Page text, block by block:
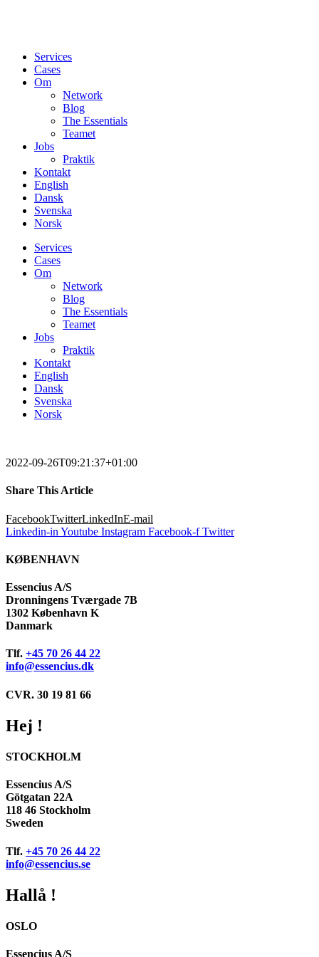
Services
Cases
Om
Network
Blog
The Essentials
Teamet
Jobs
Praktik
Kontakt
English
Dansk
Svenska
Norsk
Services
Cases
Om
Network
Blog
The Essentials
Teamet
Jobs
Praktik
Kontakt
English
Dansk
Svenska
Norsk
2022-09-26T09:21:37+01:00
Share This Article
FacebookTwitterLinkedInE-mail
Linkedin-in Youtube Instagram Facebook-f Twitter
KØBENHAVN
Essencius A/S
Dronningens Tværgade 7B
1302 København K
Danmark
Tlf. +45 70 26 44 22
info@essencius.dk
CVR. 30 19 81 66
Hej !
STOCKHOLM
Essencius A/S
Götgatan 22A
118 46 Stockholm
Sweden
Tlf. +45 70 26 44 22
info@essencius.se
Hallå !
OSLO
Essencius A/S